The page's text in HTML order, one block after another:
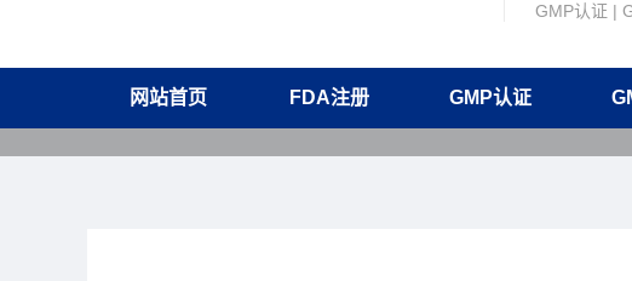
GMP认证 |
网站首页 FDA注册 GMP认证